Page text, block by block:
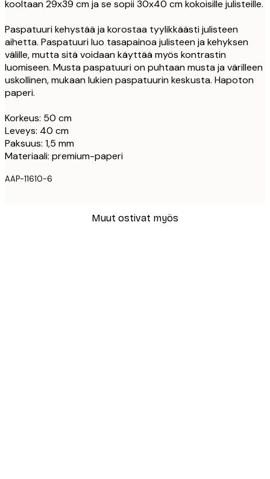
kooltaan 29x39 cm ja se sopii 30x40 cm kokoisille julisteille.
Paspatuuri kehystää ja korostaa tyylikkäästi julisteen
aihetta. Paspatuuri luo tasapainoa julisteen ja kehyksen
välille, mutta sitä voidaan käyttää myös kontrastin
luomiseen. Musta paspatuuri on puhtaan musta ja värilleen
uskollinen, mukaan lukien paspatuurin keskusta. Hapoton
paperi.
Korkeus: 50 cm
Leveys: 40 cm
Paksuus: 1,5 mm
Materiaali: premium-paperi
AAP-11610-6
Muut ostivat myös